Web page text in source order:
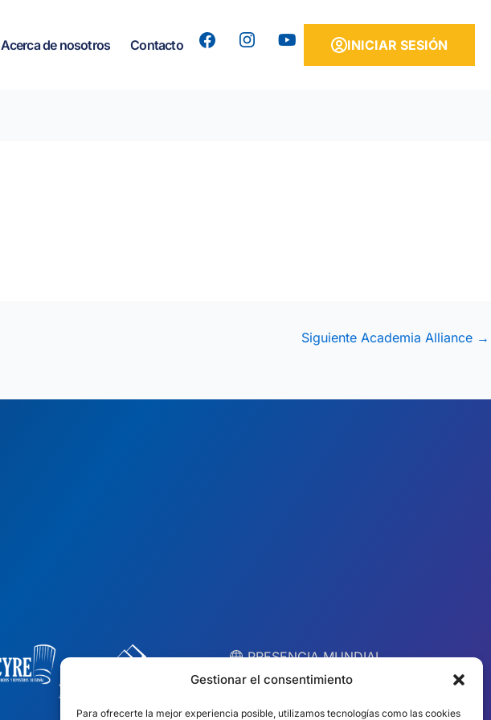
Gestionar el consentimiento
Para ofrecerte la mejor experiencia posible, utilizamos tecnologías como las cookies
Acerca de nosotros Contacto
Y
o
INICIAR SESIÓN
Siguiente Academia Alliance →
︎ PRESENCIA MUNDIAL
Equipos locales en
10 países